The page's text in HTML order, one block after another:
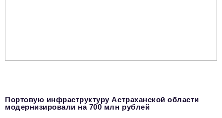
Портовую инфраструктуру Астраханской области
модернизировали на 700 млн рублей